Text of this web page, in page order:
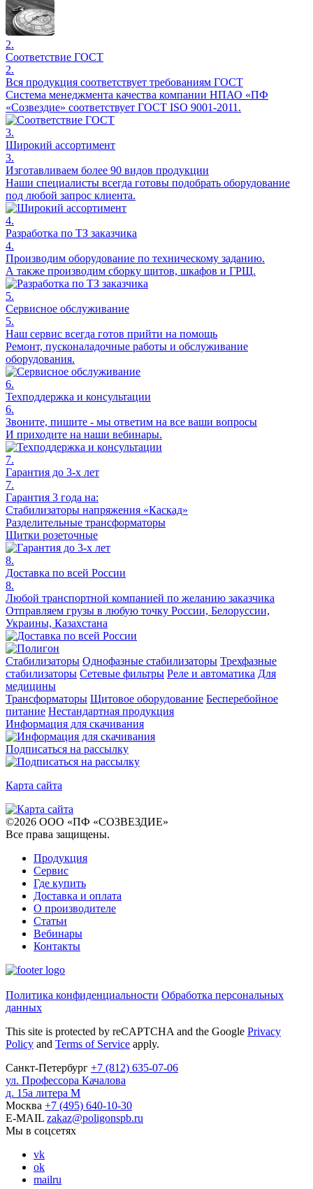
2.
Соответствие ГОСТ
2.
Вся продукция соответствует требованиям ГОСТ
Система менеджмента качества компании НПАО «ПФ
«Созвездие» соответствует ГОСТ ISO 9001-2011.
3.
Широкий ассортимент
3.
Изготавливаем более 90 видов продукции
Наши специалисты всегда готовы подобрать оборудование
под любой запрос клиента.
4.
Разработка по ТЗ заказчика
4.
Производим оборудование по техническому заданию.
А также производим сборку щитов, шкафов и ГРЩ.
5.
Сервисное обслуживание
5.
Наш сервис всегда готов прийти на помощь
Ремонт, пусконаладочные работы и обслуживание
оборудования.
6.
Техподдержка и консультации
6.
Звоните, пишите - мы ответим на все ваши вопросы
И приходите на наши вебинары.
7.
Гарантия до 3-х лет
7.
Гарантия 3 года на:
Стабилизаторы напряжения «Каскад»
Разделительные трансформаторы
Щитки розеточные
8.
Доставка по всей России
8.
Любой транспортной компанией по желанию заказчика
Отправляем грузы в любую точку России, Белоруссии,
Украины, Казахстана
Стабилизаторы Однофазные стабилизаторы Трехфазные
стабилизаторы Сетевые фильтры Реле и автоматика Для
медицины
Трансформаторы Щитовое оборудование Бесперебойное
питание Нестандартная продукция
Информация для скачивания
Подписаться на рассылку
Карта сайта
©2026 ООО «ПФ «СОЗВЕЗДИЕ»
Все права защищены.
Продукция
Сервис
Где купить
Доставка и оплата
О производителе
Статьи
Вебинары
Контакты
Политика конфиденциальности Обработка персональных
данных
This site is protected by reCAPTCHA and the Google Privacy
Policy and Terms of Service apply.
Санкт-Петербург +7 (812) 635-07-06
ул. Профессора Качалова
д. 15а литера М
Москва +7 (495) 640-10-30
E-MAIL zakaz@poligonspb.ru
Мы в соцсетях
vk
ok
mailru